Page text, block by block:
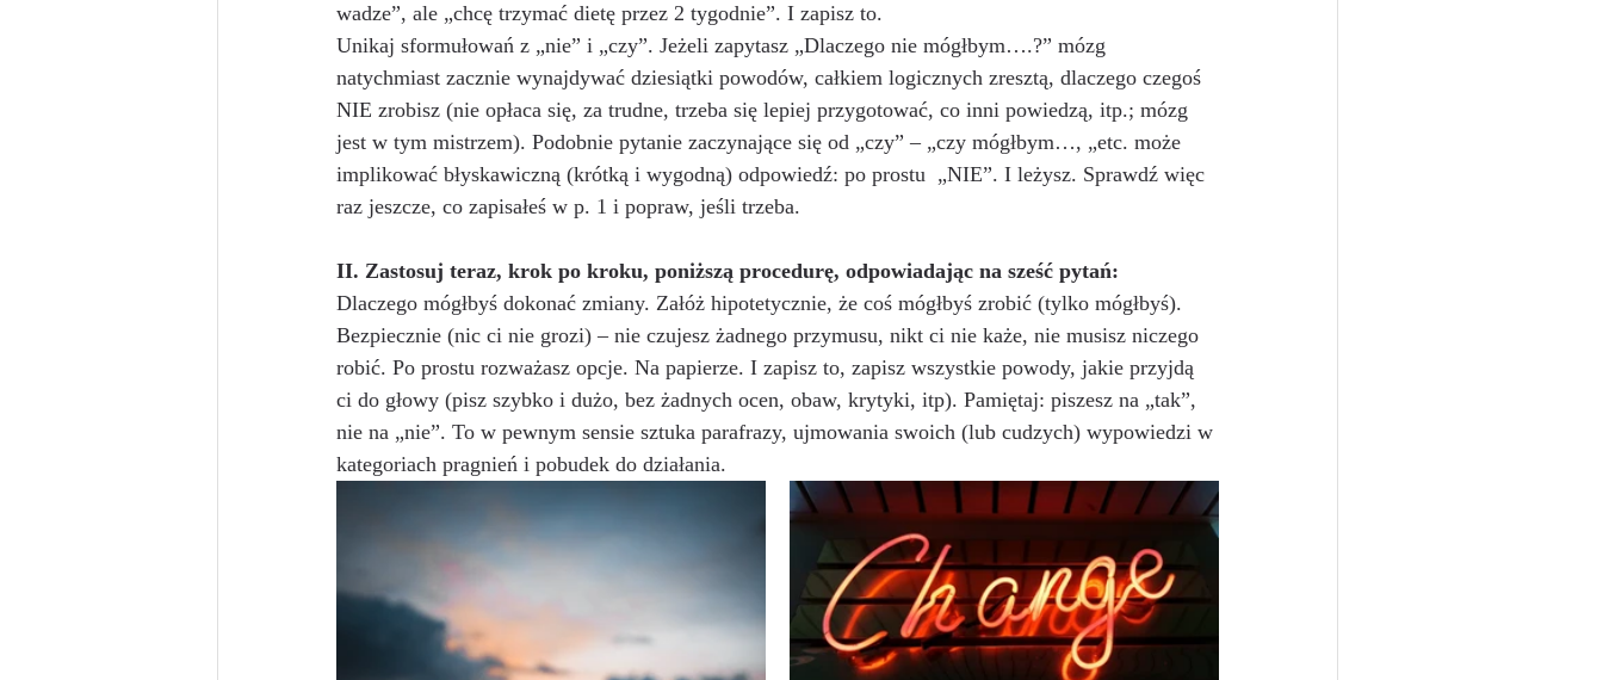
wadze”, ale „chcę trzymać dietę przez 2 tygodnie”. I zapisz to.
Unikaj sformułowań z „nie” i „czy”. Jeżeli zapytasz „Dlaczego nie mógłbym….?” mózg
natychmiast zacznie wynajdywać dziesiątki powodów, całkiem logicznych zresztą, dlaczego czegoś
NIE zrobisz (nie opłaca się, za trudne, trzeba się lepiej przygotować, co inni powiedzą, itp.; mózg
jest w tym mistrzem). Podobnie pytanie zaczynające się od „czy” – „czy mógłbym…, „etc. może
implikować błyskawiczną (krótką i wygodną) odpowiedź: po prostu  „NIE”. I leżysz. Sprawdź więc
raz jeszcze, co zapisałeś w p. 1 i popraw, jeśli trzeba.
II. Zastosuj teraz, krok po kroku, poniższą procedurę, odpowiadając na sześć pytań:
Dlaczego mógłbyś dokonać zmiany. Załóż hipotetycznie, że coś mógłbyś zrobić (tylko mógłbyś).
Bezpiecznie (nic ci nie grozi) – nie czujesz żadnego przymusu, nikt ci nie każe, nie musisz niczego
robić. Po prostu rozważasz opcje. Na papierze. I zapisz to, zapisz wszystkie powody, jakie przyjdą
ci do głowy (pisz szybko i dużo, bez żadnych ocen, obaw, krytyki, itp). Pamiętaj: piszesz na „tak”,
nie na „nie”. To w pewnym sensie sztuka parafrazy, ujmowania swoich (lub cudzych) wypowiedzi w
kategoriach pragnień i pobudek do działania.